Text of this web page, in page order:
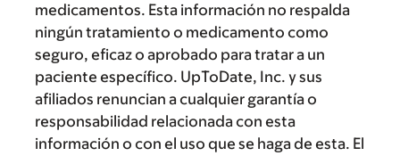
medicamentos. Esta información no respalda
ningún tratamiento o medicamento como
seguro, eficaz o aprobado para tratar a un
paciente específico. UpToDate, Inc. y sus
afiliados renuncian a cualquier garantía o
responsabilidad relacionada con esta
información o con el uso que se haga de esta. El